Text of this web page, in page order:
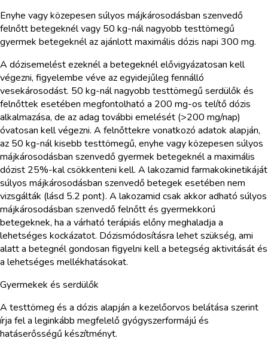
Enyhe vagy közepesen súlyos májkárosodásban szenvedő
felnőtt betegeknél vagy 50 kg-nál nagyobb testtömegű
gyermek betegeknél az ajánlott maximális dózis napi 300 mg.
A dózisemelést ezeknél a betegeknél elővigyázatosan kell
végezni, figyelembe véve az egyidejűleg fennálló
vesekárosodást. 50 kg-nál nagyobb testtömegű serdülők és
felnőttek esetében megfontolható a 200 mg-os telítő dózis
alkalmazása, de az adag további emelését (>200 mg/nap)
óvatosan kell végezni. A felnőttekre vonatkozó adatok alapján,
az 50 kg-nál kisebb testtömegű, enyhe vagy közepesen súlyos
májkárosodásban szenvedő gyermek betegeknél a maximális
dózist 25%-kal csökkenteni kell. A lakozamid farmakokinetikáját
súlyos májkárosodásban szenvedő betegek esetében nem
vizsgálták (lásd 5.2 pont). A lakozamid csak akkor adható súlyos
májkárosodásban szenvedő felnőtt és gyermekkorú
betegeknek, ha a várható terápiás előny meghaladja a
lehetséges kockázatot. Dózismódosításra lehet szükség, ami
alatt a betegnél gondosan figyelni kell a betegség aktivitását és
a lehetséges mellékhatásokat.
Gyermekek és serdülők
A testtömeg és a dózis alapján a kezelőorvos belátása szerint
írja fel a leginkább megfelelő gyógyszerformájú és
hatáserősségű készítményt.